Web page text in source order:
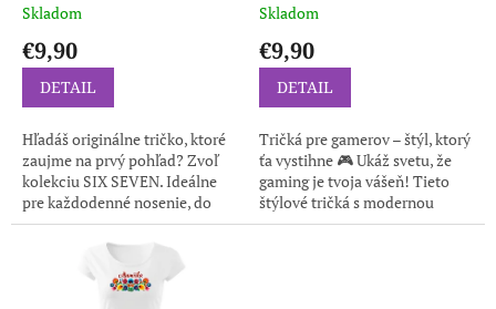
o
v
Skladom
€9,90
DETAIL
Hľadáš originálne tričko, ktoré
zaujme na prvý pohľad? Zvoľ
kolekciu SIX SEVEN. Ideálne
pre každodenné nosenie, do
mesta, na voľný čas aj
stretnutia s priateľmi. Vďaka...
Skladom
€9,90
DETAIL
Tričká pre gamerov – štýl, ktorý
ťa vystihne 🎮 Ukáž svetu, že
gaming je tvoja vášeň! Tieto
štýlové tričká s modernou
hernou grafikou sú ako